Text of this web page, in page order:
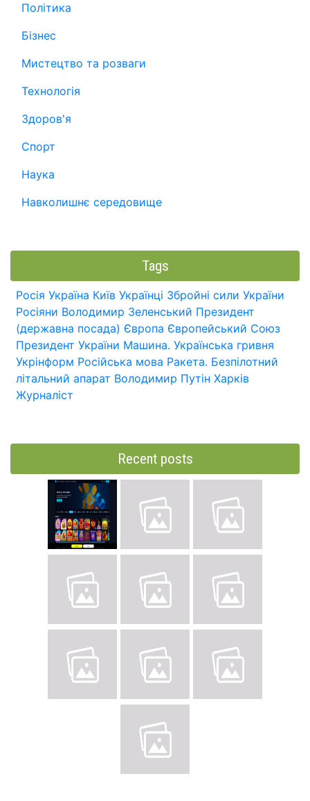
Політика
Бізнес
Мистецтво та розваги
Технологія
Здоров'я
Спорт
Наука
Навколишнє середовище
Tags
Росія Україна Київ Українці Збройні сили України
Росіяни Володимир Зеленський Президент
(державна посада) Європа Європейський Союз
Президент України Машина. Українська гривня
Укрінформ Російська мова Ракета. Безпілотний
літальний апарат Володимир Путін Харків
Журналіст
Recent posts